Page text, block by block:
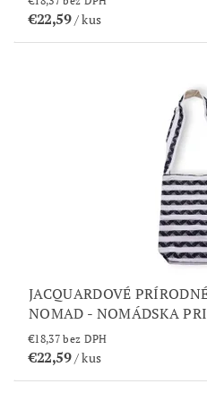
€22,59/ kus
JACQUARDOVÉ
NOMAD - NOMÁDSKA
€18,37 bez DPH
€22,59/ kus